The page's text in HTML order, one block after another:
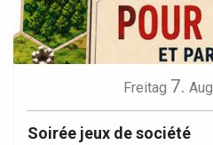
Freitag 7. Aug
Soirée jeux de société